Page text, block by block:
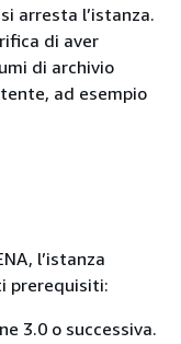
arresta l’istanza.
di aver
di archivio
ad esempio
l’istanza
prerequisiti:
3.0 o successiva.